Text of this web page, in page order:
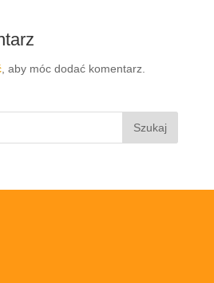
, aby móc dodać komentarz.